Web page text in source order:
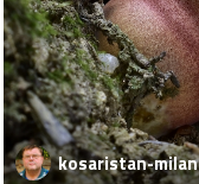
kosaristan-milan